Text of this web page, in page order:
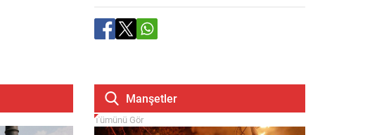
Manşetler
Tümünü Gör